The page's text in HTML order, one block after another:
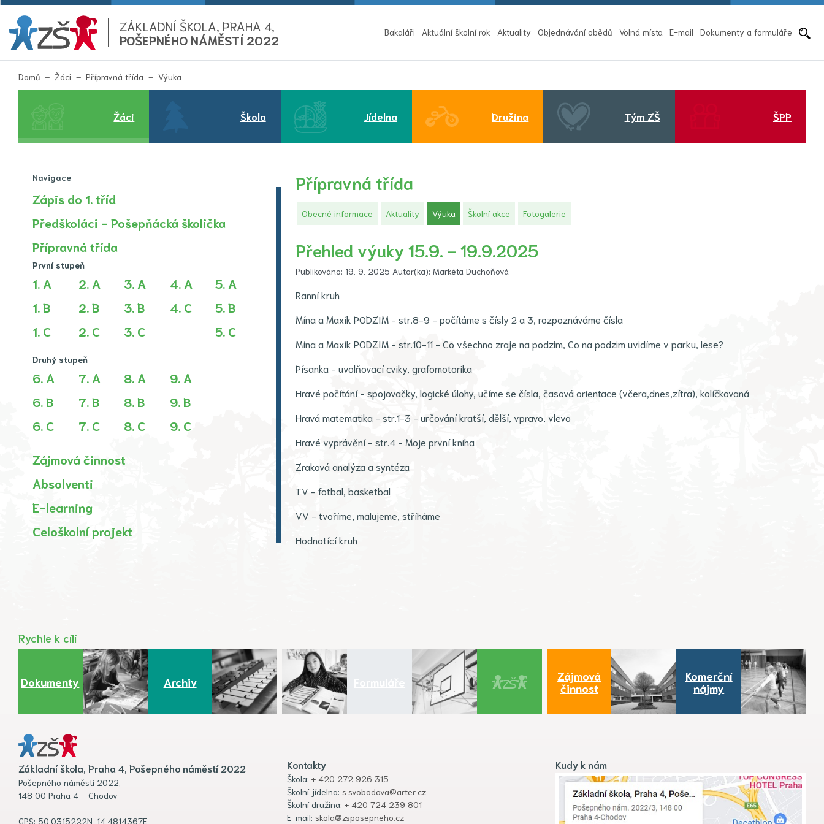
ZÁKLADNÍ ŠKOLA, PRAHA 4,
POŠEPNÉHO NÁMĚSTÍ 2022
Bakaláři Aktuální školní rok Aktuality Objednávání obědů Volná místa E-mail Dokumenty a formuláře
Domů Žáci Přípravná třída Výuka
Žáci Škola Jídelna Družina Tým ZŠ ŠPP
Navigace
Zápis do 1. tříd
Předškoláci - Pošepňácká školička
Přípravná třída
První stupeň
1. A
1. B
1. C
2. A
2. B
2. C
3. A
3. B
3. C
4. A
4. C
5. A
5. B
5. C
Druhý stupeň
6. A
6. B
6. C
7. A
7. B
7. C
8. A
8. B
8. C
9. A
9. B
9. C
Zájmová činnost
Absolventi
E-learning
Celoškolní projekt
Přípravná třída
Obecné informace Aktuality Výuka(aktuální)
Školní akce Fotogalerie
Přehled výuky 15.9. - 19.9.2025
Publikováno: 19. 9. 2025 Autor(ka): Markéta Duchoňová
Ranní kruh
Mína a Maxík PODZIM - str.8-9 - počítáme s čísly 2 a 3, rozpoznáváme čísla
Mína a Maxík PODZIM - str.10-11 - Co všechno zraje na podzim, Co na podzim uvidíme v parku, lese?
Písanka - uvolňovací cviky, grafomotorika
Hravé počítání - spojovačky, logické úlohy, učíme se čísla, časová orientace (včera,dnes,zítra), kolíčkovaná
Hravá matematika - str.1-3 - určování kratší, dělší, vpravo, vlevo
Hravé vyprávění - str.4 - Moje první kniha
Zraková analýza a syntéza
TV - fotbal, basketbal
VV - tvoříme, malujeme, stříháme
Hodnotící kruh
Rychle k cíli
Dokumenty Archiv
Zájmová
činnost
Komerční
nájmy
Základní škola, Praha 4, Pošepného náměstí 2022
Pošepného náměstí 2022,
148 00 Praha 4 – Chodov
GPS: 50.0315222N, 14.4814367E
Kontakty
Škola: + 420 272 926 315
Školní jídelna: s.svobodova@arter.cz
Školní družina: + 420 724 239 801
E-mail: skola@zsposepneho.cz
Kudy k nám